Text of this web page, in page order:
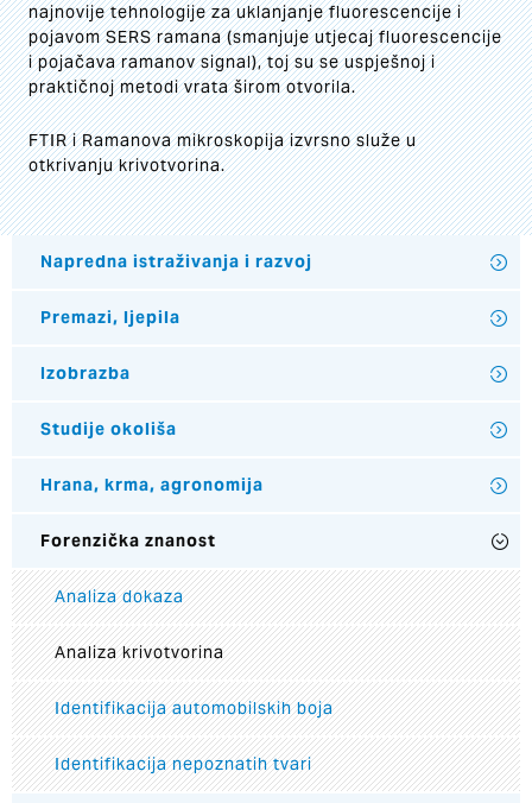
najnovije tehnologije za uklanjanje fluorescencije i
pojavom SERS ramana (smanjuje utjecaj fluorescencije
i pojačava ramanov signal), toj su se uspješnoj i
praktičnoj metodi vrata širom otvorila.
FTIR i Ramanova mikroskopija izvrsno služe u
otkrivanju krivotvorina.
Napredna istraživanja i razvoj
Premazi, ljepila
Izobrazba
Studije okoliša
Hrana, krma, agronomija
Forenzička znanost
Analiza dokaza
Analiza krivotvorina
Identifikacija automobilskih boja
Identifikacija nepoznatih tvari